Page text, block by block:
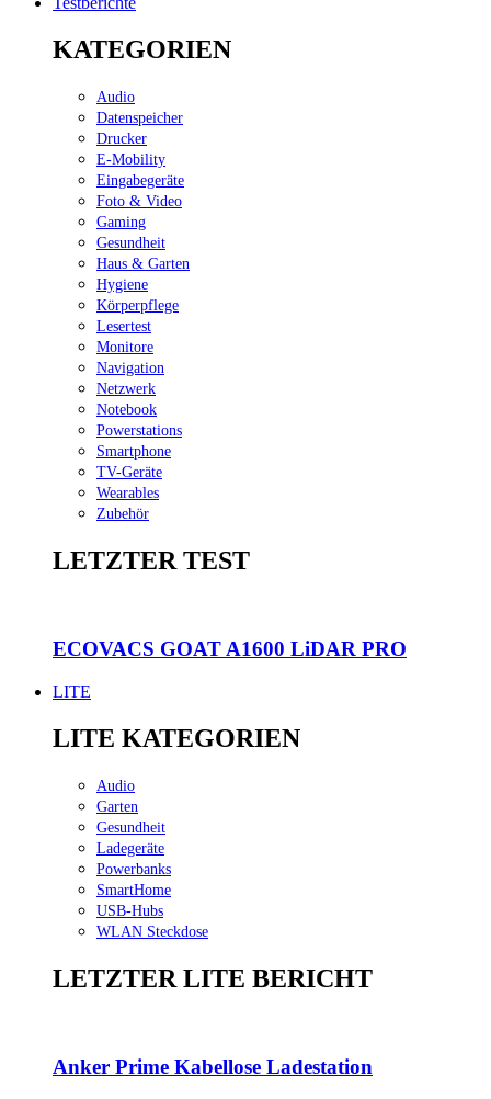
KATEGORIEN
Audio
Datenspeicher
Drucker
E-Mobility
Eingabegeräte
Foto & Video
Gaming
Gesundheit
Haus & Garten
Hygiene
Körperpflege
Lesertest
Monitore
Navigation
Netzwerk
Notebook
Powerstations
Smartphone
TV-Geräte
Wearables
Zubehör
LETZTER TEST
ECOVACS GOAT A1600 LiDAR PRO
LITE
LITE KATEGORIEN
Audio
Garten
Gesundheit
Ladegeräte
Powerbanks
SmartHome
USB-Hubs
WLAN Steckdose
LETZTER LITE BERICHT
Anker Prime Kabellose Ladestation